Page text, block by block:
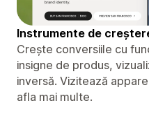
Instrumente de
Crește conversiile cu
insigne de produs,
inversă. Vizitează
afla mai multe.